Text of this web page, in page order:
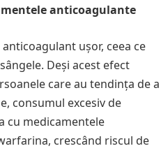
anticoagulante
ușor, ceea ce
Deși acest efect
care au tendința de a
consumul excesiv de
cu medicamentele
crescând riscul de